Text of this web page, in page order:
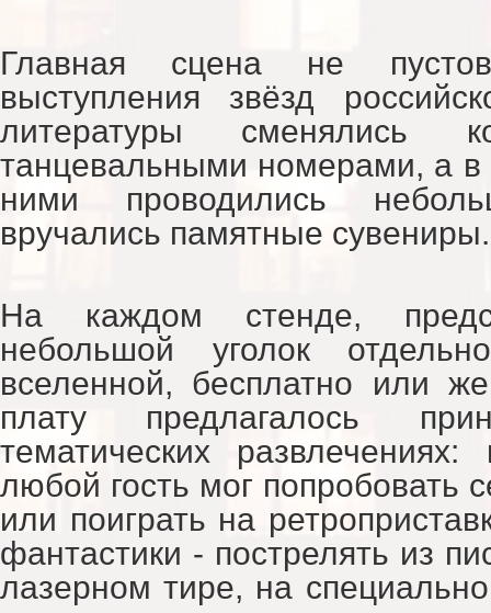
Главная сцена не
выступления звёзд
литературы сменялись
танцевальными номерами, а
ними проводились
вручались памятные сувениры.
На каждом стенде,
небольшой уголок
вселенной, бесплатно или
плату предлагалось
тематических
любой гость мог попробовать
или поиграть на
фантастики - пострелять из
лазерном тире, на